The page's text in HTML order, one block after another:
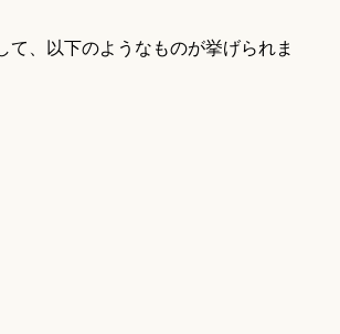
て、以下のようなものが挙げられま